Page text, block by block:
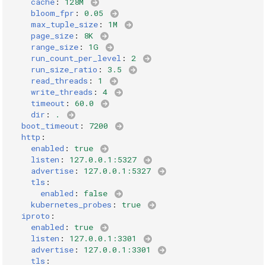
instance.vinyl.page_size
instance.vinyl.range_size
instance.vinyl.read_threads
instance.vinyl.timeout
instance.wal_dir
bloom_fpr :
0.05
max_tuple_size :
1M
page_size :
8K
range_size :
1G
run_count_per_level :
2
run_size_ratio :
3.5
read_threads :
1
write_threads :
4
timeout :
60.0
dir :
.
boot_timeout :
7200
http :
enabled :
true
listen :
127.0.0.1:5327
advertise :
127.0.0.1:5327
tls :
enabled :
false
kubernetes_probes :
true
iproto :
enabled :
true
listen :
127.0.0.1:3301
advertise :
127.0.0.1:3301
tls :